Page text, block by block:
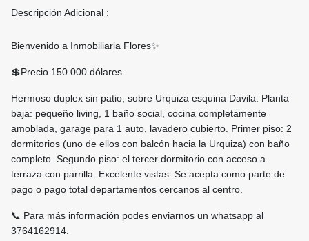
Descripción Adicional :
Bienvenido a Inmobiliaria Flores✨
💲Precio 150.000 dólares.
Hermoso duplex sin patio, sobre Urquiza esquina Davila. Planta
baja: pequeño living, 1 baño social, cocina completamente
amoblada, garage para 1 auto, lavadero cubierto. Primer piso: 2
dormitorios (uno de ellos con balcón hacia la Urquiza) con baño
completo. Segundo piso: el tercer dormitorio con acceso a
terraza con parrilla. Excelente vistas. Se acepta como parte de
pago o pago total departamentos cercanos al centro.
📞 Para más información podes enviarnos un whatsapp al
3764162914.